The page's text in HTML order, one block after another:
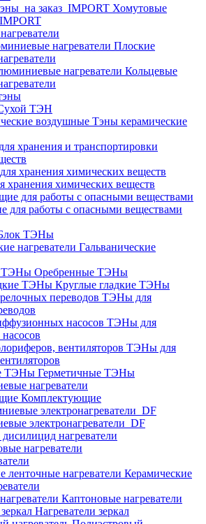
Хомутовые
Плоские
Кольцевые
ТЭН
Тэны керамические
хранения и транспортировки
хранения химических веществ
для работы с опасными веществами
ТЭНы
Гальванические
Оребренные ТЭНы
Круглые гладкие ТЭНы
ТЭНы для
ТЭНы для
ТЭНы для
Герметичные ТЭНы
нагреватели
Комплектующие
электронагреватели_DF
нагреватели
нагреватели
Керамические
Каптоновые нагреватели
Нагреватели зеркал